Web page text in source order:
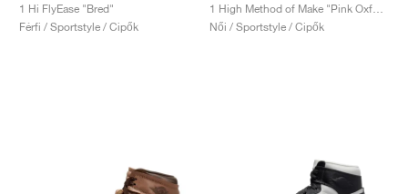
1 Hi FlyEase "Bred"
Férfi / Sportstyle / Cipők
Női / Sportstyle / Cipők